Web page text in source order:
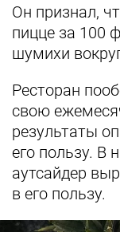
Он признал,
пицце за 100
шумихи
Ресторан
свою
результаты
его пользу. В
аутсайдер
в его пользу.